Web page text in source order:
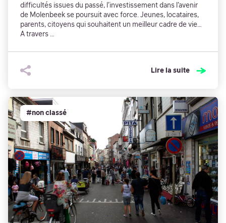
difficultés issues du passé, l’investissement dans l’avenir
de Molenbeek se poursuit avec force. Jeunes, locataires,
parents, citoyens qui souhaitent un meilleur cadre de vie…
A travers …
Lire la suite
#non classé